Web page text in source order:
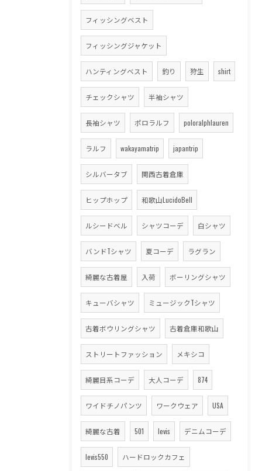
フィッシングベスト
フィッシングジャケット
ハンティングベスト 釣り 狩生 shirt
チェックシャツ 半袖シャツ
長袖シャツ ポロラルフ poloralphlauren
ラルフ wakayamatrip japantrip
シルバータブ 関西古着倉庫
ヒップホップ 和歌山LucidoBell
ルシードベル シャツコーデ 白シャツ
バンドTシャツ 夏コーデ ラグラン
綺麗な古着屋 入荷 ボーリングシャツ
キューバシャツ ミュージックTシャツ
古着ボウリングシャツ 古着倉庫和歌山
ストリートファッション メキシコ
綺麗目系コーデ 大人コーデ 874
ワイドチノパンツ ワークウェア USA
綺麗な古着 501 levis デニムコーデ
levis550 ハードロックカフェ